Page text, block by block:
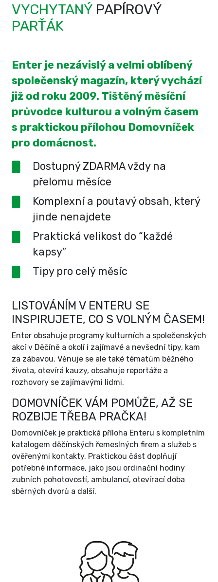
VYCHYTANÝ PAPÍROVÝ
PARŤÁK
Enter je nezávislý a velmi oblíbený
společenský magazín, který vychází
již od roku 2009. Tištěný měsíční
průvodce kulturou a volným časem
s praktickou přílohou Domovníček
pro domácnost.
Dostupný ZDARMA vždy na
přelomu měsíce
Komplexní a poutavý obsah, který
jinde nenajdete
Praktická velikost do “každé
kapsy”
Tipy pro celý měsíc
LISTOVÁNÍM V ENTERU SE
INSPIRUJETE, CO S VOLNÝM ČASEM!
Enter obsahuje programy kulturních a společenských
akcí v Děčíně a okolí i zajímavé a nevšední tipy, kam
za zábavou. Věnuje se ale také tématům běžného
života, otevírá kauzy, obsahuje reportáže a
rozhovory se zajímavými lidmi.
DOMOVNÍČEK VÁM POMŮŽE, AŽ SE
ROZBIJE TŘEBA PRAČKA!
Domovníček je praktická příloha Enteru s kompletním
katalogem děčínských řemeslných firem a služeb s
ověřenými kontakty. Praktickou část doplňují
potřebné informace, jako jsou ordinační hodiny
zubních pohotovostí, ambulancí, otevírací doba
sběrných dvorů a další.